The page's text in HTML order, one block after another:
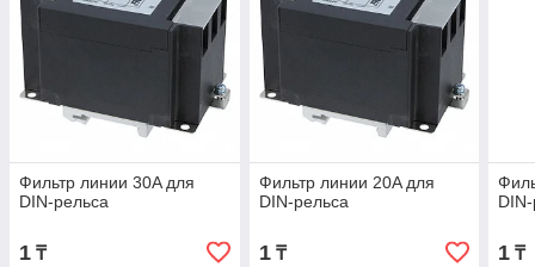
Фильтр линии 30A для
DIN-рельса
1 ₸
Фильтр линии 20A для
DIN-рельса
1₸ 1 ₸